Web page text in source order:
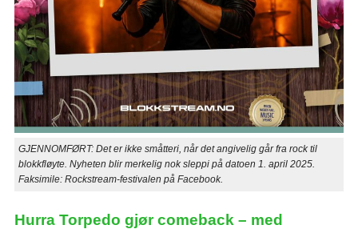
GJENNOMFØRT: Det er ikke småtteri, når det angivelig går fra rock til
blokkfløyte. Nyheten blir merkelig nok sleppi på datoen 1. april 2025.
Faksimile: Rockstream-festivalen på Facebook.
Hurra Torpedo gjør comeback – med